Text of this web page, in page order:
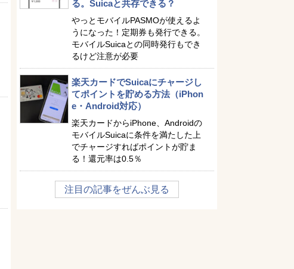
る。Suicaと共存できる？
やっとモバイルPASMOが使えるよ
うになった！定期券も発行できる。
モバイルSuicaとの同時発行もでき
るけど注意が必要
楽天カードでSuicaにチャージし
てポイントを貯める方法（iPhon
e・Android対応）
楽天カードからiPhone、Androidの
モバイルSuicaに条件を満たした上
でチャージすればポイントが貯ま
る！還元率は0.5％
注目の記事をぜんぶ見る